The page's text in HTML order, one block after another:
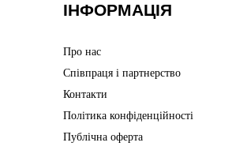
ІНФОРМАЦІЯ
Про нас
Співпраця і партнерство
Контакти
Політика конфіденційності
Публічна оферта